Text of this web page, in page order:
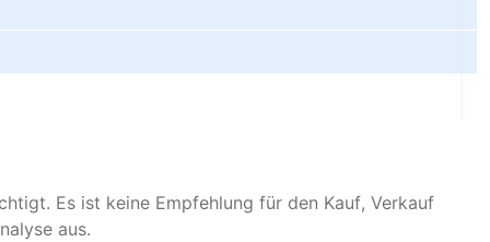
Es ist keine Empfehlung für den Kauf, Verkauf
aus.